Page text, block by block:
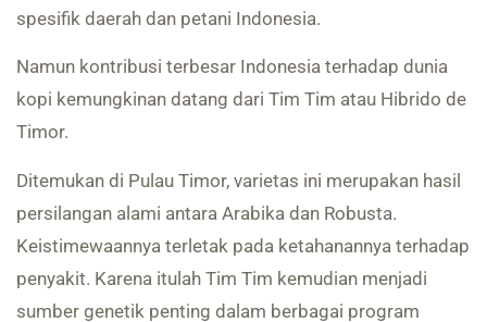
spesifik daerah dan petani Indonesia.
Namun kontribusi terbesar Indonesia terhadap dunia
kopi kemungkinan datang dari Tim Tim atau Hibrido de
Timor.
Ditemukan di Pulau Timor, varietas ini merupakan hasil
persilangan alami antara Arabika dan Robusta.
Keistimewaannya terletak pada ketahanannya terhadap
penyakit. Karena itulah Tim Tim kemudian menjadi
sumber genetik penting dalam berbagai program